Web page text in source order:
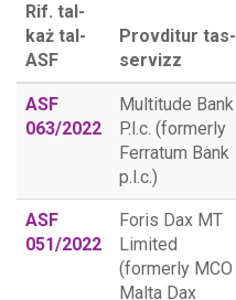
Rif. tal-
każ tal-
ASF
Provditur tas-
servizz
ASF
063/2022
Multitude Bank
P.l.c. (formerly
Ferratum Bank
p.l.c.)
ASF
051/2022
Foris Dax MT
Limited
(formerly MCO
Malta Dax